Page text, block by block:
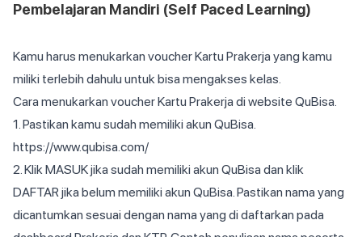
Pembelajaran Mandiri (Self Paced Learning)
Kamu harus menukarkan voucher Kartu Prakerja yang kamu
miliki terlebih dahulu untuk bisa mengakses kelas.
Cara menukarkan voucher Kartu Prakerja di website QuBisa.
1. Pastikan kamu sudah memiliki akun QuBisa.
https://www.qubisa.com/
2. Klik MASUK jika sudah memiliki akun QuBisa dan klik
DAFTAR jika belum memiliki akun QuBisa. Pastikan nama yang
dicantumkan sesuai dengan nama yang di daftarkan pada